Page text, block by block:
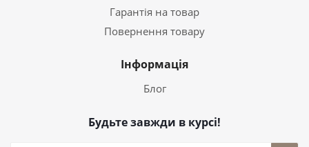
Гарантія на товар
Повернення товару
Інформація
Блог
Будьте завжди в курсі!